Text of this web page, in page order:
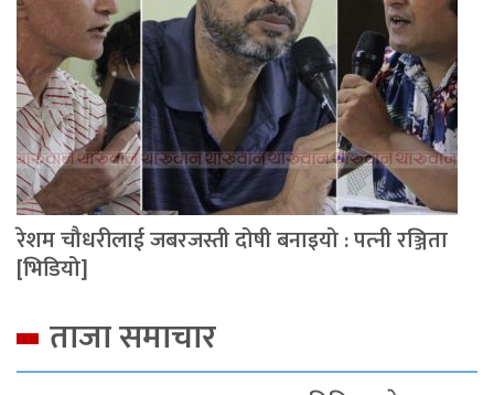
रेशम चौधरीलाई जबरजस्ती दोषी बनाइयो : पत्‍नी रञ्जिता
[भिडियो]
ताजा समाचार